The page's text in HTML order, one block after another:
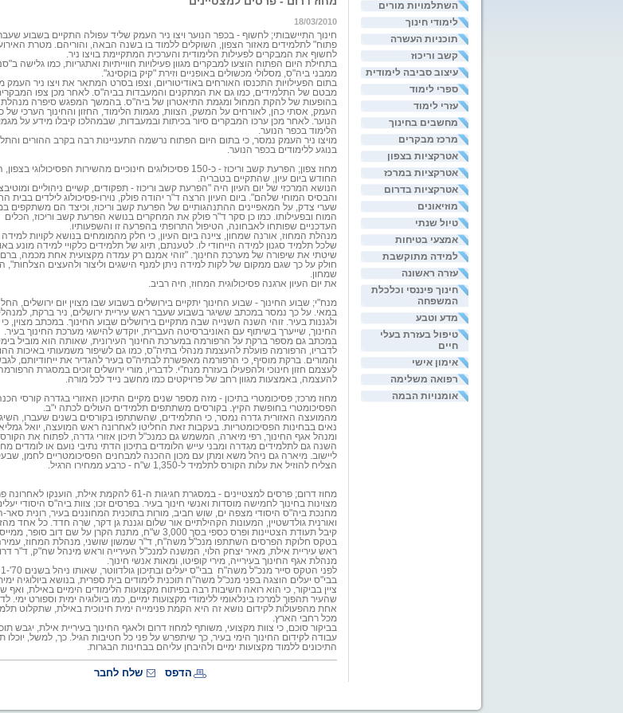
השתלמויות מורים
לימודי חינוך
תוכניות העשרה
קשב וריכוז
עיצוב סביבה לימודית
ספרי לימוד
עזרי לימוד
מחשבים בחינוך
מרכז מבקרים
אטרקציות בצפון
אטרקציות במרכז
אטרקציות בדרום
מוזיאונים
טיול שנתי
אמצעי בטיחות
למידה מתוקשבת
עזרה ראשונה
חינוך פיננסי וכלכלת
המשפחה
מדע וטבע
טיפול בעזרת בעלי
חיים
אימון אישי
רפואה משלימה
אומנויות הבמה
18/03/2010
חינוך התיישבותי;לחשוף - בכפר הנוער ויצו ניר העמק שליד עפולה התקיים בשבוע שעבר
פתוח" לתלמידים מאזור הצפון, השוקלים ללמוד בו בשנה הבאה, והוריהם. מטרת
לחשוף את המבקרים לפעילות הלימודית והערכית המתקיימת בויצו ניר.
בתחילת היום הפתוח הוצעו למבקרים מגוון פעילויות חווייתיות ואתגריות, כמו גלישה
ממבני ביה"ס, מסלולי מכשולים באופניים וזירת "קיק בוקסינג".
בתום הפעילויות התכנסו האורחים באודיטוריום, וצפו בסרט המתאר את ויצו ניר העמק
מבטם של התלמידים, כמו גם את המתקנים והמעבדות בביה"ס. לאחר מכן צפו
בהופעות של להקת המחול ומגמת התיאטרון של ביה"ס. בהמשך המפגש סיפרה מנהלת
העמק, אסתי כהן, לאורחים על המשק, הצוות, מגמות הלימוד, החזון והחינוך הערכי של
הנוער. לאחר מכן ערכו המבקרים סיור בכיתות ובמעבדות, שבמהלכו קיבלו מידע על
הלימוד בכפר הנוער.
מויצו ניר העמק נמסר, כי בתום היום הפתוח נרשמה התעניינות רבה בקרב ההורים
בנוגע ללימודים בכפר הנוער.
מחוז צפון;
הפרעת קשב וריכוז - כ-150 פסיכולוגים חינוכיים מהשירות הפסיכולוגי
החודש ביום עיון, שהתקיים בטבריה.
הנושא המרכזי של יום העיון היה "הפרעת קשב וריכוז - תפקודים, קשיים ניהוליים
והבסיס המוחי שלהם". ביום העיון הרצה ד"ר יהודה פולק, נוירו-פסיכולוג לילדים בבית
שערי צדק, על המאפיינים ההתנהגותיים של הפרעת קשב וריכוז, וכיצד הם משתקפים
המוח ובפעילותו. כמו כן סקר ד"ר פולק את המחקרים בנושא הפרעת קשב וריכוז, הכלים
העדכניים שפותחו לאבחונה, הטיפול התרופתי בהפרעה זו והשפעותיו.
מנהלת המחוז, אורנה שמחון, ציינה ביום העיון, כי חלק מהמומחים בנושא לקויות למידה
שלכל תלמיד סגנון למידה הייחודי לו. לטענתם, תיוג של תלמידים כלקויי למידה מונע
שיטתי את שיפורה של מערכת החינוך. "זוהי אמנם רק עמדה מקצועית אחת מכמה, ברם
חולק על כך שגם ממקום של לקות למידה ניתן למנף הישגים וליצור ולהעצים הצלחות",
שמחון.
את יום העיון ארגנה פסיכולוגית המחוז, חיה רביב.
מנח"י;
במאי. על כך נמסר במכתב ששיגר בשבוע שעבר ראש עיריית ירושלים, ניר ברקת,
ולגננות בעיר. זוהי השנה השנייה שבה מתקיים בירושלים שבוע החינוך. במכתב מצוין,
החינוך, שייערך בשיתוף עם האוניברסיטה העברית, יוקדש להישגי מערכת החינוך בעיר.
במכתב גם מספר ברקת על הרפורמה במערכת החינוך העירונית, שאותה הוא מוביל
לדבריו, הרפורמה פועלת להעצמת מנהלי בתיה"ס, כמו גם לשיפור משמעותי באיכות
והמורים. ברקת מוסיף, כי הרפורמה מאפשרת לבתיה"ס בעיר להגדיר את ייחודיותם,
לעצמם חזון חינוכי ולהפעילו בעזרת מנח''י. לדבריו, מורי ירושלים זוכים במסגרת
להעצמה, באמצעות מגוון רחב של פרויקטים כמו מחשב נייד לכל מורה.
מחוז מרכז;פסיכומטרי בתיכון - מזה מספר שנים מקיים התיכון האזורי בגדרה קורסי
הפסיכומטרי בחופשת הקיץ. בקורסים משתתפים תלמידים העולים לכתה י"ב.
מהמועצה האזורית גדרה נמסר, כי התלמידים, שהשתתפו בקורסים בשנים שעברו,
נאים בבחינות הפסיכומטריות. בעקבות זאת החליטו לאחרונה ראש המועצה, יואל
ומנהל אגף החינוך, רפי מיארה, המשמש גם כמנכ"ל תיכון אזורי גדרה, לפתוח את
השנה גם לתלמידים מגדרה ומבני עייש הלומדים בתיכון הדתי נתיבי נועם או לומדים
ליישוב. מיארה גם ניהל משא ומתן עם מכון ההכנה למבחנים הפסיכומטריים לחמן,
הצליח להוזיל את עלות הקורס לתלמיד ל-1,350 ש"ח - כרבע ממחירו הרגיל.
מחוז דרום;
פרסים למצטיינים - במסגרת חגיגות ה-61 להקמת אילת, הוענקו
מצוינות בחינוך לחמישה מוסדות ואנשי חינוך בעיר. בפרסים זכו; צוות ביה"ס היסודי
מחנכת ביה"ס היסודי מצפה ים, שוש חביב, מורות בתוכנית המחוננים בעיר, רונית סאר-
ואורנית גולדשטיין, המעונות הקהילתיים אור שלום וגננת גן דקר, שרה חדד. כל אחד
קיבל תעודת הצטיינות ופרס כספי בסך 3,000 ש"ח, מתנת הקרן על שם דוב סופר, ממייסדי אילת.
בטקס חלוקת הפרסים השתתפו מנכ"ל משה"ח, ד"ר שמשון שושני, מנהלת המחוז, עמירה
ראש עיריית אילת, מאיר יצחק הלוי, המשנה למנכ"ל העירייה וראש מינהל שח"ק, ד"ר
מנהלת אגף החינוך בעירייה, מירי קופיטו, ומאות אנשי חינוך.
לפני הטקס סייר מנכ"ל משה"ח
בבי"ס יעלים ובתיכון גולדווטר, שאותו ניהל בשנים 70'-71'.
בבי"ס יעלים הוצגה בפני מנכ"ל משה"ח תוכנית לימודים בית ספרית, בנושא ביולוגיה
ציין בביקור, כי הוא רואה חשיבות רבה בפיתוח מקצועות הלימודים הימיים באילת, ואף
שהעיר תהפוך למרכז בינלאומי ללימודי מקצועות ימיים, כמו ביולוגיה ימית וספורט ימי.
אחת מהפעולות לקידום נושא זה היא הקמת פנימייה ימית חינוכית באילת, שתקלוט
מכל רחבי הארץ.
בביקור סוכם, כי צוות מקצועי, משותף למחוז דרום ולאגף החינוך בעיריית אילת, יגבש
עבודה לקידום החינוך הימי בעיר, כך שיתפרש על פני כל חטיבות הגיל. כך, למשל, יוכלו
התיכונים ללמוד מקצועות ימיים ולהיבחן עליהם בבחינות הבגרות.
הדפס שלח לחבר